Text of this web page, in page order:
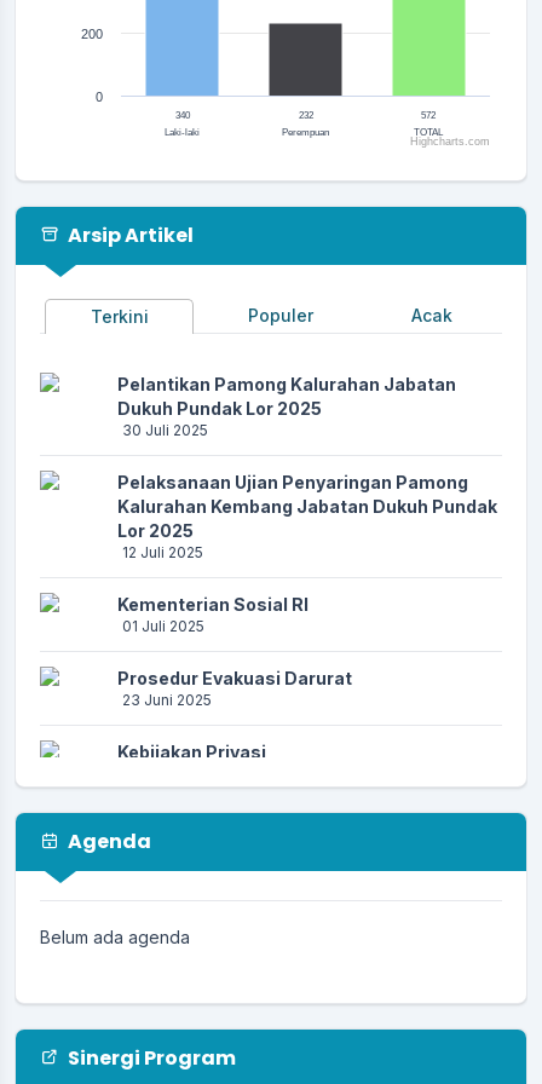
340
Laki-laki
232
Perempuan
572
TOTAL
0
200
Highcharts.com
Arsip Artikel
Terkini Populer Acak
Pelantikan Pamong Kalurahan Jabatan
Dukuh Pundak Lor 2025
30 Juli 2025
Pelaksanaan Ujian Penyaringan Pamong
Kalurahan Kembang Jabatan Dukuh Pundak
Lor 2025
12 Juli 2025
Kementerian Sosial RI
01 Juli 2025
Prosedur Evakuasi Darurat
23 Juni 2025
Kebijakan Privasi
23 Juni 2025
PENCEGAHAN PENIPUAN AKTIVASI
17 Juni 2025
Agenda
Belum ada agenda
Sinergi Program